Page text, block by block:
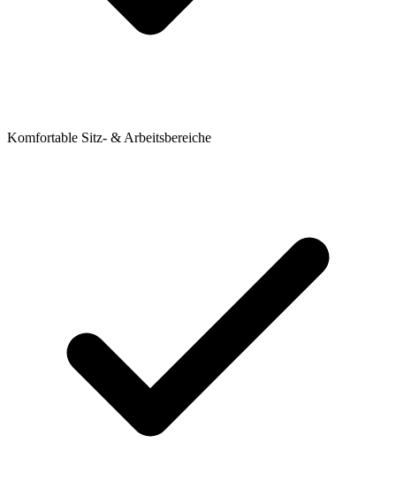
Komfortable Sitz- & Arbeitsbereiche